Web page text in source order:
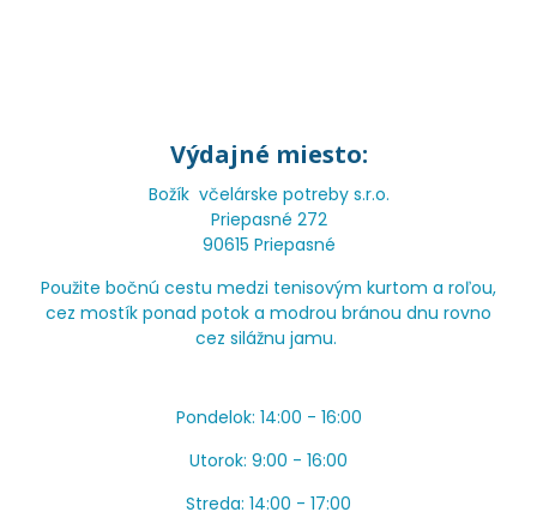
Výdajné miesto:
Božík včelárske potreby s.r.o.
Priepasné 272
90615 Priepasné
Použite bočnú cestu medzi tenisovým kurtom a roľou,
cez mostík ponad potok a modrou bránou dnu rovno
cez silážnu jamu.
Pondelok: 14:00 - 16:00
Utorok: 9:00 - 16:00
Streda: 14:00 - 17:00